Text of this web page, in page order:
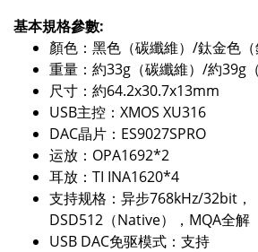
基本規格參數:
顏色：黑色（碳纖維）/鈦金色（
重量：約33g（碳纖維）/約39g（
尺寸：約64.2x30.7x13mm
USB主控：XMOS XU316
DAC晶片：ES9027SPRO
运放：OPA1692*2
耳放：TI INA1620*4
支持规格：异步768kHz/32bit，
DSD512（Native），MQA全解
USB DAC免驱模式：支持